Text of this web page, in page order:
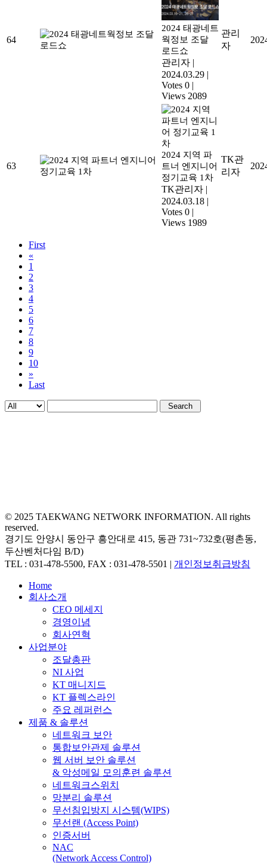
64
2024 태광네트
웍정보 조달
로드쇼
관리자 |
2024.03.29 |
Votes 0 |
Views 2089
관리
자
63
2024 지역 파
트너 엔지니어
정기교육 1차
TK관리자 |
2024.03.18 |
Votes 0 |
Views 1989
TK관
리자
First
«
1
2
3
4
5
6
7
8
9
10
»
Last
Search
© 2025 TAEKWANG NETWORK INFORMATION. All rights
reserved.
경기도 안양시 동안구 흥안대로 415, 동관 731~732호(평촌동,
두산벤처다임 B/D)
TEL : 031-478-5500, FAX : 031-478-5501 | 개인정보취급방침
Close
Menu
Home
회사소개
CEO 메세지
경영이념
회사연혁
사업분야
조달총판
NI 사업
KT 매니지드
KT 플렉스라인
주요 레퍼런스
제품 & 솔루션
네트워크 보안
통합보안관제 솔루션
웹 서버 보안 솔루션
& 악성메일 모의훈련 솔루션
네트워크스위치
망분리 솔루션
무선침입방지 시스템(WIPS)
무선랜 (Access Point)
인증서버
NAC
(Network Access Control)